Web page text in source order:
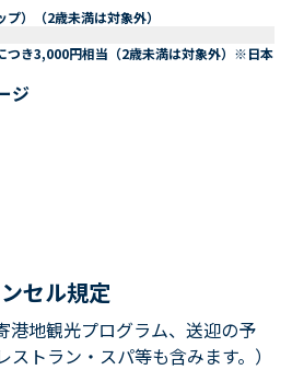
）（2歳未満は対象外）
き3,000円相当（2歳未満は対象外）※日本
ジ
セル規定
港地観光プログラム、送迎の予
トラン・スパ等も含みます。）